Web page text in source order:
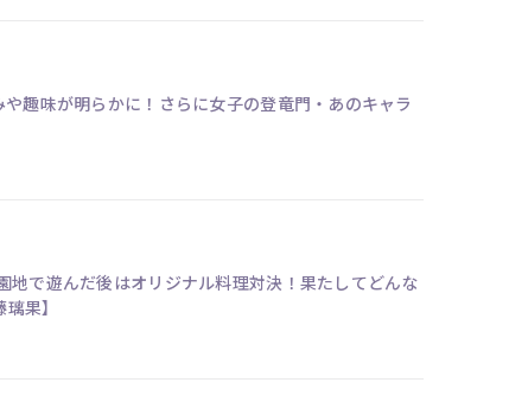
趣味が明らかに！さらに女子の登竜門・あのキャラ
地で遊んだ後はオリジナル料理対決！果たしてどんな
璃果】